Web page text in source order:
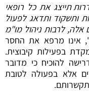
תייצג את כל רופאי
ותשקוד ותדאג לפעול
לרבות ניהול מו"מ
אינו מרפא את החסר
בפעילות קיבוצית.
להוכיח כי מדובר
אלא בפעולה לטובת